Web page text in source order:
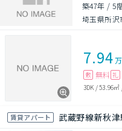
築47年 /5
埼玉県所沢
7.94
敷 無料 礼
3DK /53.96㎡
賃貸アパート 武蔵野線新秋